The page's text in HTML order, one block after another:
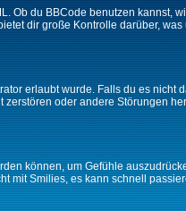
Ob du BBCode benutzen kannst,
dir große Kontrolle darüber,
erlaubt wurde. Falls du es
zerstören oder andere Störungen
können, um Gefühle
mit Smilies, es kann schnell